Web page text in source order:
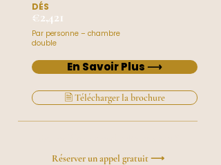
€2,421
DÉS
Par personne – chambre
double
En Savoir Plus ⟶
🗎 Télécharger la brochure
Réserver un appel gratuit ⟶